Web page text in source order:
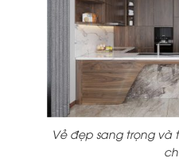
Vẻ đẹp sang trọng